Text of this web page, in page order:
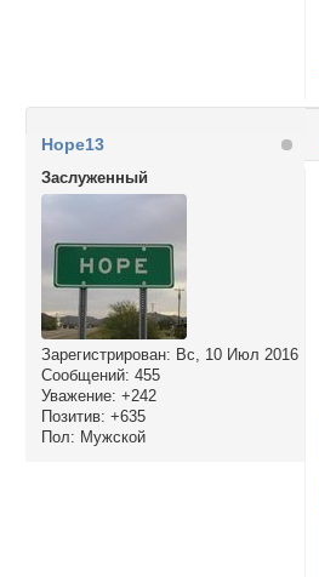
Hope13
Заслуженный
Зарегистрирован: Вс, 10 Июл 2016
Сообщений: 455
Уважение: +242
Позитив: +635
Пол: Мужской